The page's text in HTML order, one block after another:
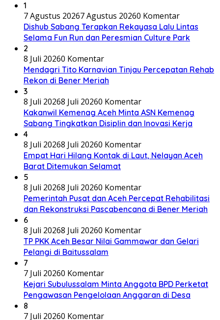
1
7 Agustus 20267 Agustus 20260 Komentar
Dishub Sabang Terapkan Rekayasa Lalu Lintas
Selama Fun Run dan Peresmian Culture Park
2
8 Juli 20260 Komentar
Mendagri Tito Karnavian Tinjau Percepatan Rehab
Rekon di Bener Meriah
3
8 Juli 20268 Juli 20260 Komentar
Kakanwil Kemenag Aceh Minta ASN Kemenag
Sabang Tingkatkan Disiplin dan Inovasi Kerja
4
8 Juli 20268 Juli 20260 Komentar
Empat Hari Hilang Kontak di Laut, Nelayan Aceh
Barat Ditemukan Selamat
5
8 Juli 20268 Juli 20260 Komentar
Pemerintah Pusat dan Aceh Percepat Rehabilitasi
dan Rekonstruksi Pascabencana di Bener Meriah
6
8 Juli 20268 Juli 20260 Komentar
TP PKK Aceh Besar Nilai Gammawar dan Gelari
Pelangi di Baitussalam
7
7 Juli 20260 Komentar
Kejari Subulussalam Minta Anggota BPD Perketat
Pengawasan Pengelolaan Anggaran di Desa
8
7 Juli 20260 Komentar